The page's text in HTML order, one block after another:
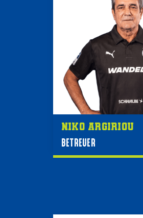
Niko Argiriou
BETREUER